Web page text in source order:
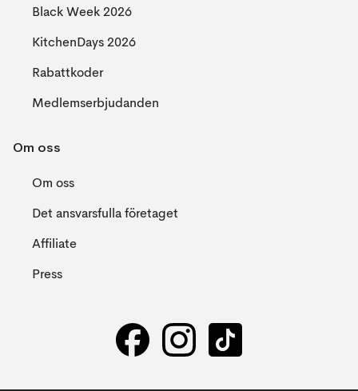
Black Week 2026
KitchenDays 2026
Rabattkoder
Medlemserbjudanden
Om oss
Om oss
Det ansvarsfulla företaget
Affiliate
Press